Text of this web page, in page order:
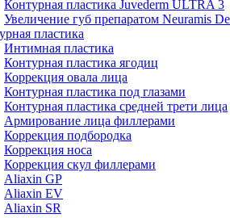
Контурная пластика Juvederm ULTRA 3
Увеличение губ препаратом Neuramis
пластика
Интимная пластика
Контурная пластика ягодиц
Коррекция овала лица
Контурная пластика под глазами
Контурная пластика средней трети лица
Армирование лица филлерами
Коррекция подбородка
Коррекция носа
Коррекция скул филлерами
Aliaxin GP
Aliaxin EV
Aliaxin SR